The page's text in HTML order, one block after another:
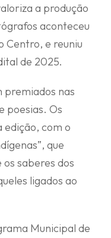
a produção
aconteceu
Centro, e reuniu
de 2025.
premiados nas
poesias. Os
com o
que
saberes dos
ligados ao
Municipal de